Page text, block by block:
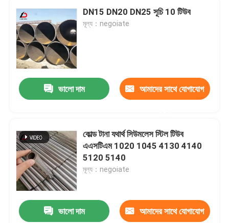
গুণমান নিয়ন্ত্রণ
খবর
মামলা
গ্যালভানাইজড স্টীল কয়েল
পিপিজিআই ইস্পাত কয়েল
কার্বন ইস্পাত কুণ্ডলী
DN15 DN20 DN25 সূচি 10 টিউব
মূল্য：negoiate
ভালো দাম আমাদের সাথে যোগাযোগ
কোল্ড টানা যথার্থ সিউমলেস স্টিল টিউব
এএসটিএম 1020 1045 4130 4140
5120 5140
মূল্য：negoiate
ভালো দাম আমাদের সাথে যোগাযোগ